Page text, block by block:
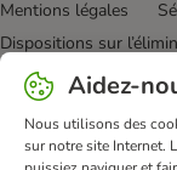
Mentions légales
Dispositions sur
Frais et délai de
Application mobile
Aidez-
Nous utilisons des
sur notre site Internet.